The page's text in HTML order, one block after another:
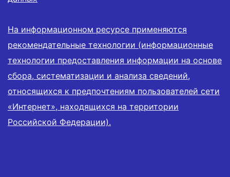
На информационном ресурсе применяются
рекомендательные технологии (информационные
технологии предоставления информации на основе
сбора, систематизации и анализа сведений,
относящихся к предпочтениям пользователей сети
«Интернет», находящихся на территории
Российской Федерации).